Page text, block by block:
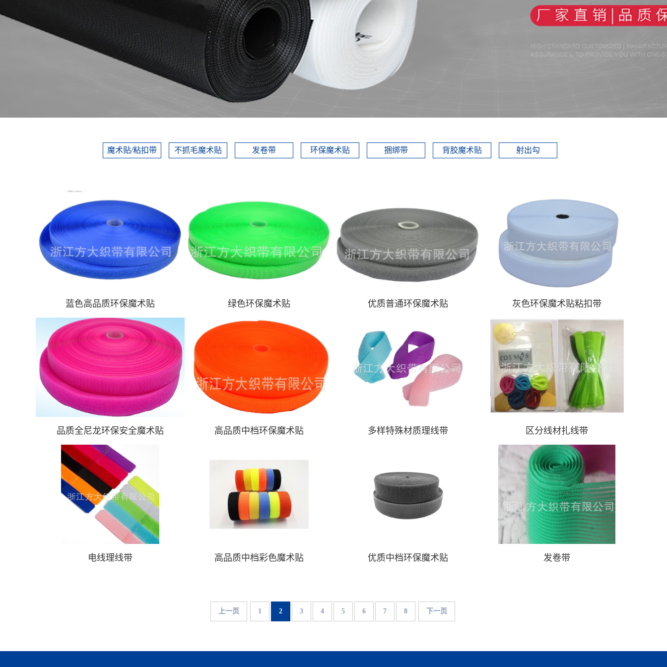
魔术贴/粘扣带 不抓毛魔术贴 发卷带 环保魔术贴 捆绑带 背胶魔术贴 射出勾
蓝色高品质环保魔术贴 绿色环保魔术贴 优质普通环保魔术贴 灰色环保魔术贴粘扣带
品质全尼龙环保安全魔术贴 高品质中档环保魔术贴 多样特殊材质理线带 区分线材扎线带
电线理线带 高品质中档彩色魔术贴 优质中档环保魔术贴 发卷带
上一页 1 2 3 4 5 6 7 8 下一页